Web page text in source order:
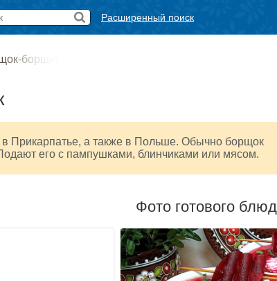
Расширенный поиск
борщик
Прикарпатье, а также в Польше. Обычно борщок
его с пампушками, блинчиками или мясом.
Фото готового